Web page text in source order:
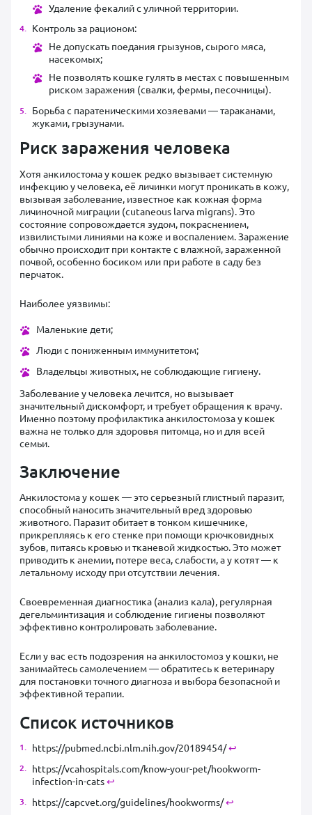
Удаление фекалий с уличной территории.
Контроль за рационом:
Не допускать поедания грызунов, сырого мяса,
насекомых;
Не позволять кошке гулять в местах с повышенным
риском заражения (свалки, фермы, песочницы).
Борьба с паратеническими хозяевами — тараканами,
жуками, грызунами.
Риск заражения человека
Хотя анкилостома у кошек редко вызывает системную
инфекцию у человека, её личинки могут проникать в кожу,
вызывая заболевание, известное как кожная форма
личиночной миграции (cutaneous larva migrans). Это
состояние сопровождается зудом, покраснением,
извилистыми линиями на коже и воспалением. Заражение
обычно происходит при контакте с влажной, зараженной
почвой, особенно босиком или при работе в саду без
перчаток.
Наиболее уязвимы:
Маленькие дети;
Люди с пониженным иммунитетом;
Владельцы животных, не соблюдающие гигиену.
Заболевание у человека лечится, но вызывает
значительный дискомфорт, и требует обращения к врачу.
Именно поэтому профилактика анкилостомоза у кошек
важна не только для здоровья питомца, но и для всей
семьи.
Заключение
Анкилостома у кошек — это серьезный глистный паразит,
способный наносить значительный вред здоровью
животного. Паразит обитает в тонком кишечнике,
прикрепляясь к его стенке при помощи крючковидных
зубов, питаясь кровью и тканевой жидкостью. Это может
приводить к анемии, потере веса, слабости, а у котят — к
летальному исходу при отсутствии лечения.
Своевременная диагностика (анализ кала), регулярная
дегельминтизация и соблюдение гигиены позволяют
эффективно контролировать заболевание.
Если у вас есть подозрения на анкилостомоз у кошки, не
занимайтесь самолечением — обратитесь к ветеринару
для постановки точного диагноза и выбора безопасной и
эффективной терапии.
Список источников
https://pubmed.ncbi.nlm.nih.gov/20189454/↩︎
https://vcahospitals.com/know-your-pet/hookworm-
infection-in-cats↩︎
https://capcvet.org/guidelines/hookworms/↩︎